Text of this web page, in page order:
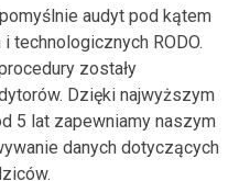
audyt pod kątem
technologicznych RODO.
zostały
Dzięki najwyższym
5 lat zapewniamy naszym
danych dotyczących